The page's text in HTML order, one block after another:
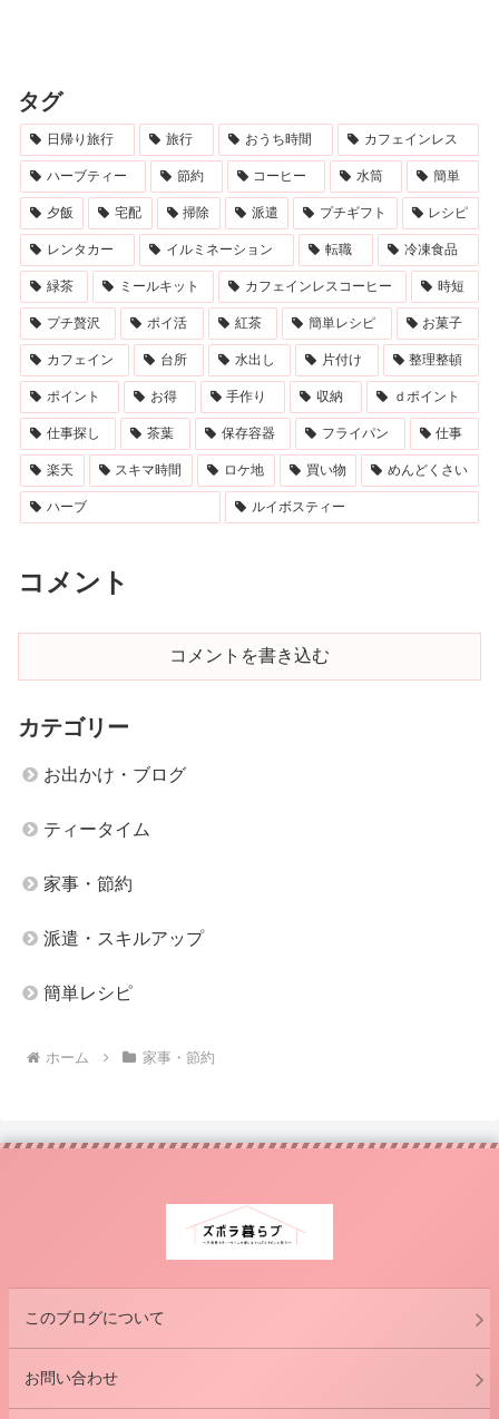
タグ
日帰り旅行 旅行 おうち時間 カフェインレス
ハーブティー 節約 コーヒー 水筒 簡単
夕飯 宅配 掃除 派遣 プチギフト レシピ
レンタカー イルミネーション 転職 冷凍食品
緑茶 ミールキット カフェインレスコーヒー 時短
プチ贅沢 ポイ活 紅茶 簡単レシピ お菓子
カフェイン 台所 水出し 片付け 整理整頓
ポイント お得 手作り 収納 ｄポイント
仕事探し 茶葉 保存容器 フライパン 仕事
楽天 スキマ時間 ロケ地 買い物 めんどくさい
ハーブ ルイボスティー
コメント
コメントを書き込む
カテゴリー
お出かけ・ブログ
ティータイム
家事・節約
派遣・スキルアップ
簡単レシピ
ホーム 家事・節約
このブログについて
お問い合わせ